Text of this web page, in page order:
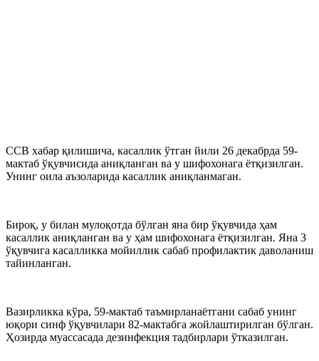
ССВ хабар қилишича, касаллик ўтган йили 26 декабрда 59-
мактаб ўқувчисида аниқланган ва у шифохонага ётқизилган.
Унинг оила аъзоларида касаллик аниқланмаган.
Бироқ, у билан мулоқотда бўлган яна бир ўқувчида ҳам
касаллик аниқланган ва у ҳам шифохонага ётқизилган. Яна 3
ўқувчига касалликка мойиллик сабаб профилактик даволаниш
тайинланган.
Вазирликка кўра, 59-мактаб таъмирланаётгани сабаб унинг
юқори синф ўқувчилари 82-мактабга жойлаштирилган бўлган.
Ҳозирда муассасада дезинфекция тадбирлари ўтказилган.